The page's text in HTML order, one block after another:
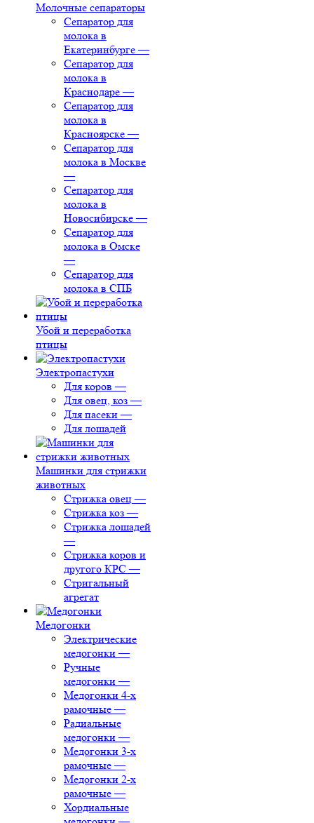
Молочные сепараторы
Сепаратор для
молока в
Екатеринбурге —
Сепаратор для
молока в
Краснодаре —
Сепаратор для
молока в
Красноярске —
Сепаратор для
молока в Москве
—
Сепаратор для
молока в
Новосибирске —
Сепаратор для
молока в Омске
—
Сепаратор для
молока в СПБ
Убой и переработка
птицы
Электропастухи
Для коров —
Для овец, коз —
Для пасеки —
Для лошадей
Машинки для стрижки
животных
Стрижка овец —
Стрижка коз —
Стрижка лошадей
—
Стрижка коров и
другого КРС —
Стригальный
агрегат
Медогонки
Электрические
медогонки —
Ручные
медогонки —
Медогонки 4-х
рамочные —
Радиальные
медогонки —
Медогонки 3-х
рамочные —
Медогонки 2-х
рамочные —
Хордиальные